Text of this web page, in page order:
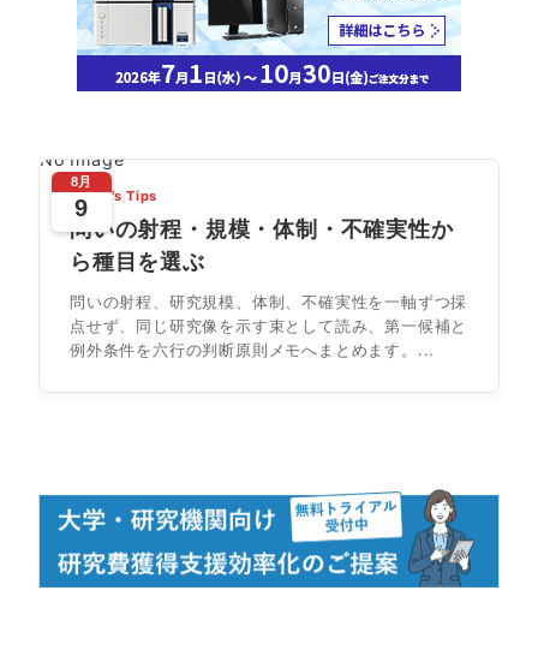
No Image
8月
9
Today's Tips
問いの射程・規模・体制・不確実性か
ら種目を選ぶ
問いの射程、研究規模、体制、不確実性を一軸ずつ採
点せず、同じ研究像を示す束として読み、第一候補と
例外条件を六行の判断原則メモへまとめます。...